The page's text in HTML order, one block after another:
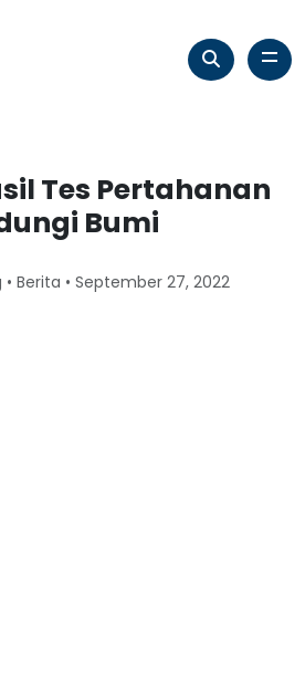
Tes Pertahanan
Bumi
Berita • September 27, 2022